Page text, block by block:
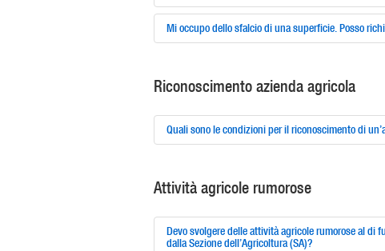
Mi occupo dello sfalcio di una superficie. Posso
Riconoscimento azienda agricola
Quali sono le condizioni per il riconoscimento di
Attività agricole rumorose
Devo svolgere delle attività agricole rumorose al di
dalla Sezione dell’Agricoltura (SA)?